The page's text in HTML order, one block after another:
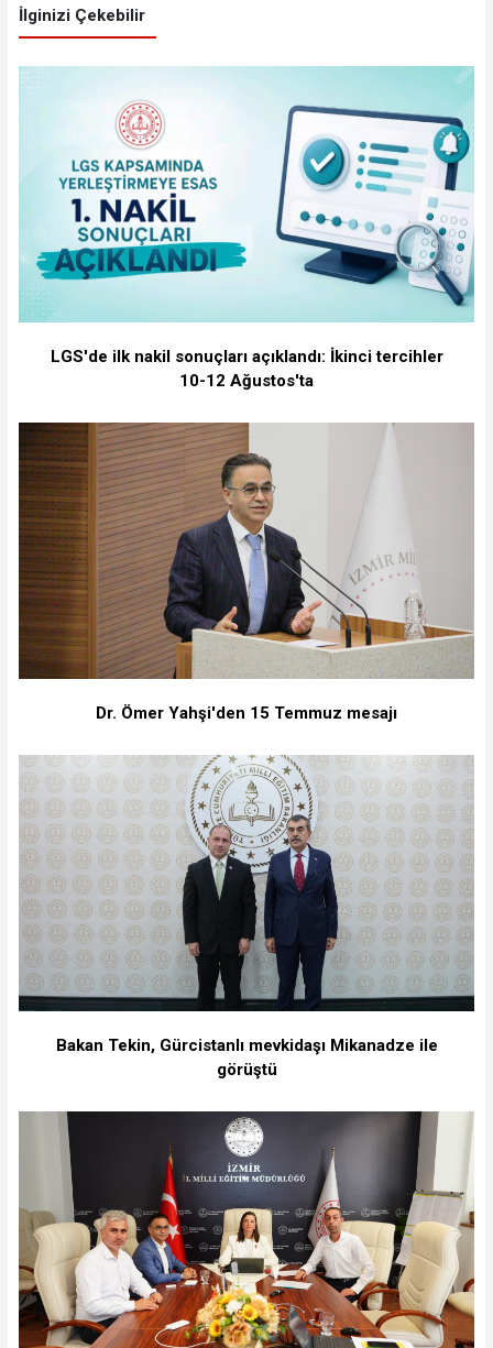
İlginizi Çekebilir
LGS'de ilk nakil sonuçları açıklandı: İkinci tercihler
10-12 Ağustos'ta
Dr. Ömer Yahşi'den 15 Temmuz mesajı
Bakan Tekin, Gürcistanlı mevkidaşı Mikanadze ile
görüştü